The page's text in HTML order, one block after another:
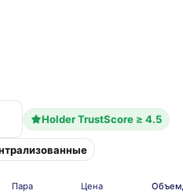
Holder TrustScore ≥ 4.5
Пара Цена